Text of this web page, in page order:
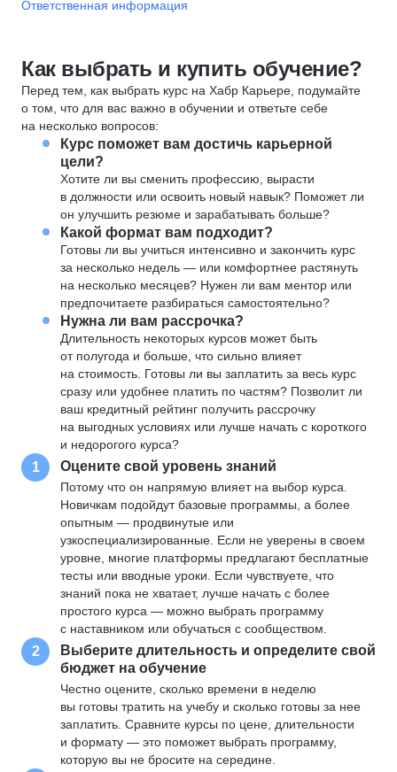
Ответственная информация
Как выбрать и купить обучение?
Перед тем, как выбрать курс на Хабр Карьере, подумайте
о том, что для вас важно в обучении и ответьте себе
на несколько вопросов:
Курс поможет вам достичь карьерной
цели?
Хотите ли вы сменить профессию, вырасти
в должности или освоить новый навык? Поможет ли
он улучшить резюме и зарабатывать больше?
Какой формат вам подходит?
Готовы ли вы учиться интенсивно и закончить курс
за несколько недель — или комфортнее растянуть
на несколько месяцев? Нужен ли вам ментор или
предпочитаете разбираться самостоятельно?
Нужна ли вам рассрочка?
Длительность некоторых курсов может быть
от полугода и больше, что сильно влияет
на стоимость. Готовы ли вы заплатить за весь курс
сразу или удобнее платить по частям? Позволит ли
ваш кредитный рейтинг получить рассрочку
на выгодных условиях или лучше начать с короткого
и недорогого курса?
1 Оцените свой уровень знаний
Потому что он напрямую влияет на выбор курса.
Новичкам подойдут базовые программы, а более
опытным — продвинутые или
узкоспециализированные. Если не уверены в своем
уровне, многие платформы предлагают бесплатные
тесты или вводные уроки. Если чувствуете, что
знаний пока не хватает, лучше начать с более
простого курса — можно выбрать программу
с наставником или обучаться с сообществом.
2
Выберите длительность и определите свой
бюджет на обучение
Честно оцените, сколько времени в неделю
вы готовы тратить на учебу и сколько готовы за нее
заплатить. Сравните курсы по цене, длительности
и формату — это поможет выбрать программу,
которую вы не бросите на середине.